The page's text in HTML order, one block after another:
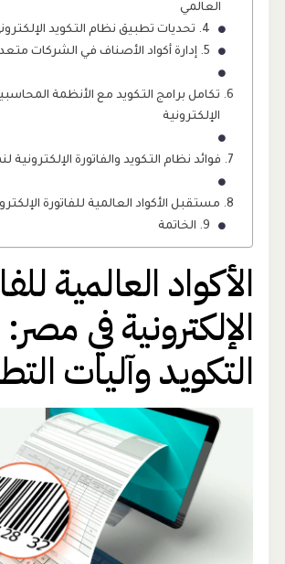
العالمي
تحديات تطبيق نظام التكويد
إدارة أكواد الأصناف في الشركات
تكامل برامج التكويد مع الأنظمة
الإلكترونية
فوائد نظام التكويد والفاتورة الإلكترونية
مستقبل الأكواد العالمية للفاتورة
الخاتمة
الأكواد العالمية
الإلكترونية في
التكويد وآليات